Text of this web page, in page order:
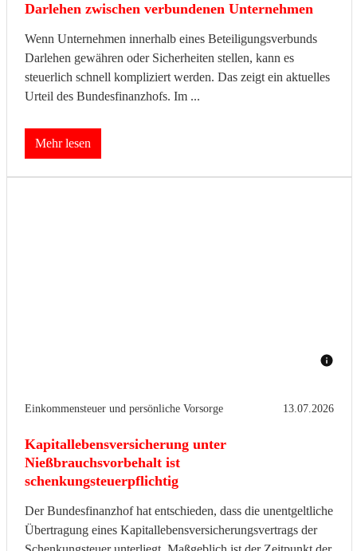
Darlehen zwischen verbundenen Unternehmen
Wenn Unternehmen innerhalb eines Beteiligungsverbunds
Darlehen gewähren oder Sicherheiten stellen, kann es
steuerlich schnell kompliziert werden. Das zeigt ein aktuelles
Urteil des Bundesfinanzhofs. Im ...
Mehr lesen
Einkommensteuer und persönliche Vorsorge 13.07.2026
Kapitallebensversicherung unter
Nießbrauchsvorbehalt ist
schenkungsteuerpflichtig
Der Bundesfinanzhof hat entschieden, dass die unentgeltliche
Übertragung eines Kapitallebensversicherungsvertrags der